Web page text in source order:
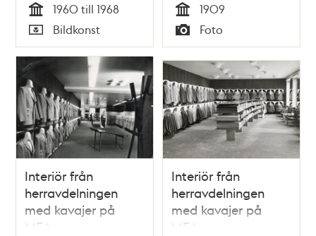
Tid
1960 till 1968
Typ
Bildkonst Tid
1909
Typ
Foto
Interiör från
herravdelningen
med kavajer på
MEA
Interiör från
herravdelningen
med kavajer på
MEA